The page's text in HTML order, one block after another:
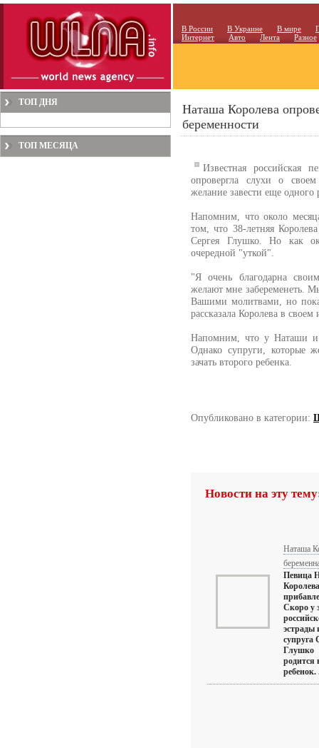
В России В Украине В мире
Интернет
Авто Лента Разное
ТОП ДНЯ
ТОП МЕСЯЦА
Наташа Королева
беременности
Известная российская
опровергла слухи о
желание завести еще одного
Напомним, что около
том, что 38-летняя
Сергея Глушко. Но как
очередной "уткой".
"Я очень благодарна
желают мне забеременеть.
Вашими молитвами, но
рассказала Королева в
Напомним, что у Наташи и
Однако супруги, которые
зачать второго ребенка.
Опубликовано в категории:
Новости на эту
Наташа
Певица
Скоро у
эстрады
супруга
Глушко
родится
ребенок.